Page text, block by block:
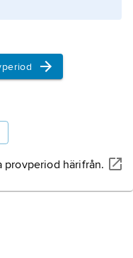
provperiod härifrån.